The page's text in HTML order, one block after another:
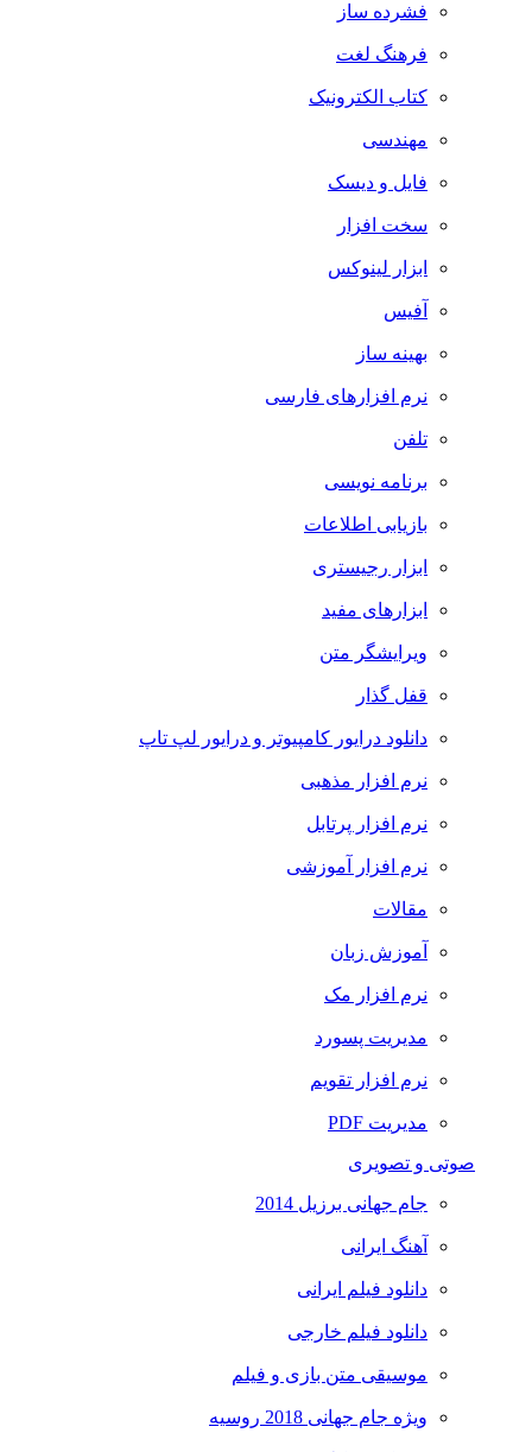
فشرده ساز
فرهنگ لغت
کتاب الکترونیک
مهندسی
فایل و دیسک
سخت افزار
ابزار لینوکس
آفیس
بهینه ساز
نرم افزارهای فارسی
تلفن
برنامه نویسی
بازیابی اطلاعات
ابزار رجیستری
ابزارهای مفید
ویرایشگر متن
قفل گذار
دانلود درایور کامپیوتر و درایور لپ تاپ
نرم افزار مذهبی
نرم افزار پرتابل
نرم افزار آموزشی
مقالات
آموزش زبان
نرم افزار مک
مدیریت پسورد
نرم افزار تقویم
مدیریت PDF
صوتی و تصویری
جام جهانی برزیل 2014
آهنگ ایرانی
دانلود فیلم ایرانی
دانلود فیلم خارجی
موسیقی متن بازی و فیلم
ویژه جام جهانی 2018 روسیه